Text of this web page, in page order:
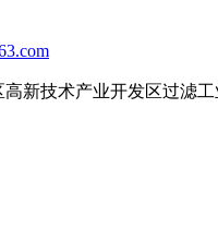
新技术产业开发区过滤工